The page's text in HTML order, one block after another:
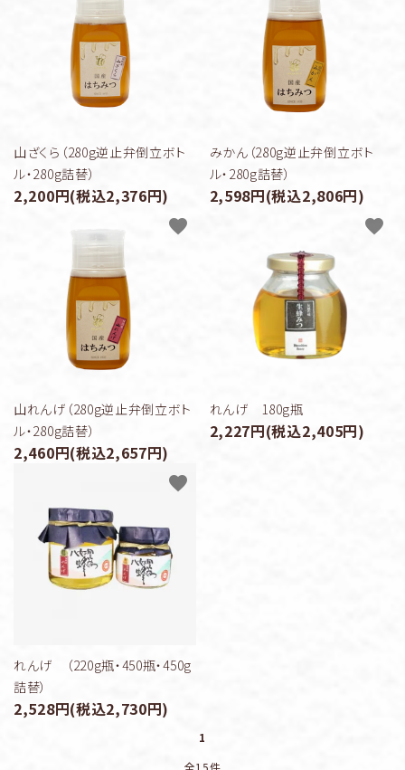
山ざくら（280g逆止弁倒立ボト
ル・280g詰替）
2,200円(税込2,376円)
みかん（280g逆止弁倒立ボト
ル・280g詰替）
2,598円(税込2,806円)
山れんげ（280g逆止弁倒立ボト
ル・280g詰替）
2,460円(税込2,657円)
favorite
れんげ 180g瓶
2,227円(税込2,405円)
favorite
れんげ （220g瓶・450瓶・450g
詰替）
2,528円(税込2,730円)
favorite
1
全15件